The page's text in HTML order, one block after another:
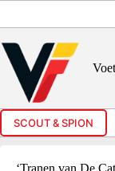
inhoud
SCOUT & SPION
‘Tranen van De